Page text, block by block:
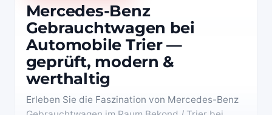
Mercedes-Benz
Gebrauchtwagen bei
Automobile Trier —
geprüft, modern &
werthaltig
Erleben Sie die Faszination von Mercedes-Benz